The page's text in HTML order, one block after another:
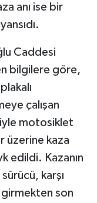
anı ise bir
Caddesi
bilgilere göre,
çalışan
motosiklet
üzerine kaza
edildi. Kazanın
karşı
son